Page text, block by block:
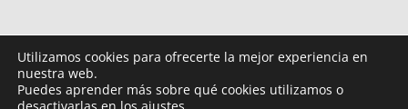
Utilizamos cookies para ofrecerte la mejor experiencia en
nuestra web.
Puedes aprender más sobre qué cookies utilizamos o